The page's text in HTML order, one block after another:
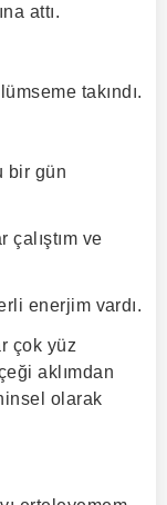
attı.
takındı.
bir gün
çalıştım ve
enerjim vardı.
çok yüz
aklımdan
olarak